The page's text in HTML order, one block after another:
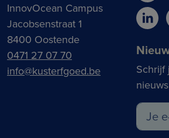
InnovOcean Campus
Jacobsenstraat 1
8400 Oostende
0471 27 07 70
info@kusterfgoed.be
Schrijf